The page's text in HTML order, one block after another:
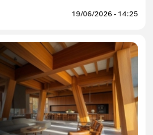
19/06/2026 - 14:25